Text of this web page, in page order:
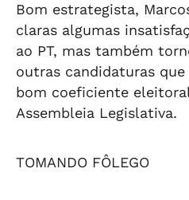
Bom estrategista,
claras algumas
ao PT, mas também
outras candidaturas
bom coeficiente
Assembleia Legislativa.
TOMANDO FÔLEGO